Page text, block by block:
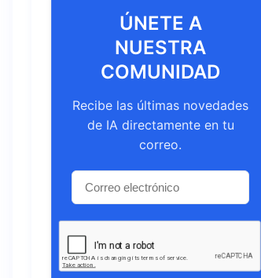
ÚNETE A
NUESTRA
COMUNIDAD
Recibe las últimas novedades
de IA directamente en tu
correo.